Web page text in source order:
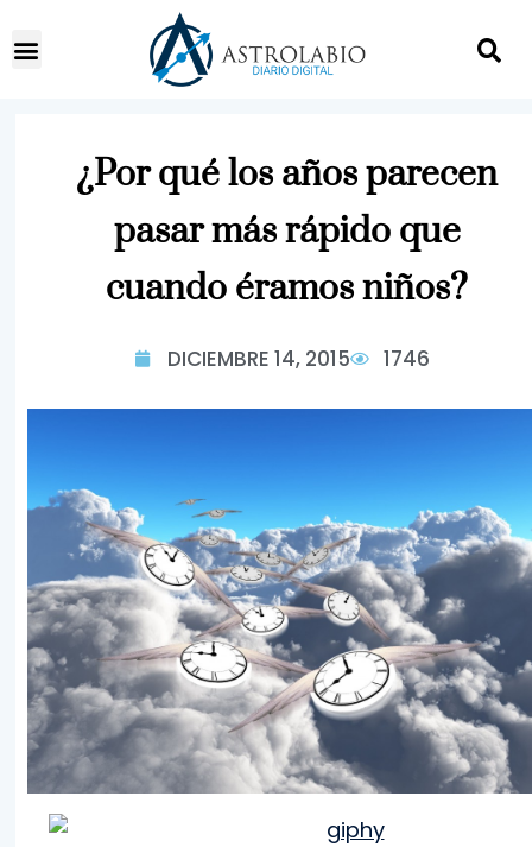
¿Por qué los años parecen
pasar más rápido que
cuando éramos niños?
DICIEMBRE 14, 2015 1746